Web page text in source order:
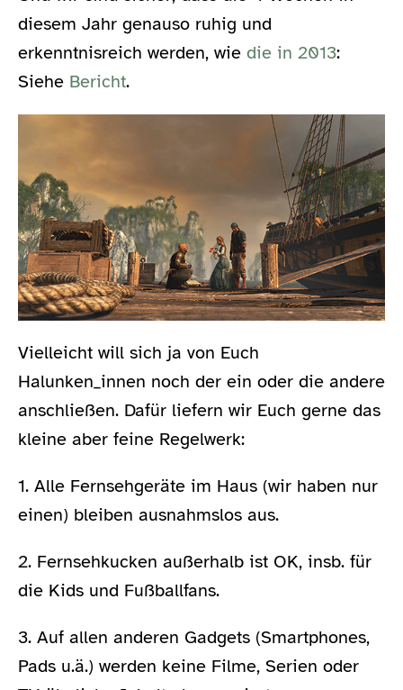
diesem Jahr genauso ruhig und
erkenntnisreich werden, wie die in 2013:
Siehe Bericht.
Vielleicht will sich ja von Euch
Halunken_innen noch der ein oder die andere
anschließen. Dafür liefern wir Euch gerne das
kleine aber feine Regelwerk:
1. Alle Fernsehgeräte im Haus (wir haben nur
einen) bleiben ausnahmslos aus.
2. Fernsehkucken außerhalb ist OK, insb. für
die Kids und Fußballfans.
3. Auf allen anderen Gadgets (Smartphones,
Pads u.ä.) werden keine Filme, Serien oder